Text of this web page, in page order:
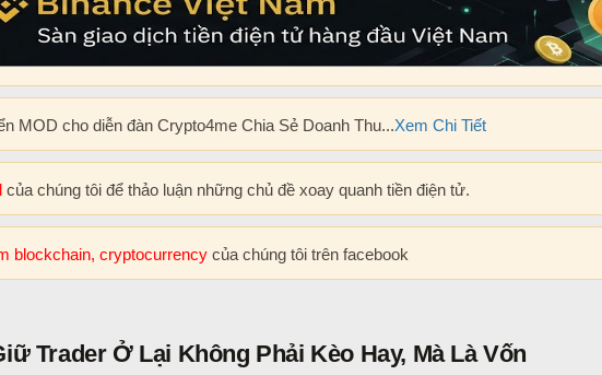
MOD cho diễn đàn Crypto4me Chia Sẻ Doanh Thu...Xem Chi Tiết
của chúng tôi để thảo luận những chủ đề xoay quanh tiền điện tử.
blockchain, cryptocurrency của chúng tôi trên facebook
Trader Ở Lại Không Phải Kèo Hay, Mà Là Vốn